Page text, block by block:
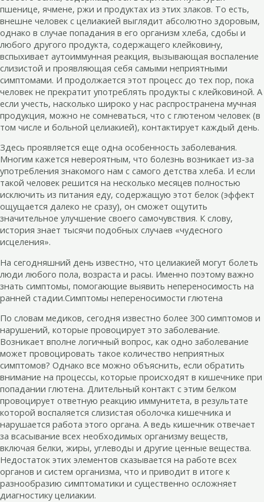
пшенице, ячмене, ржи и продуктах из этих злаков. То есть,
внешне человек с целиакией выглядит абсолютно здоровым,
однако в случае попадания в его организм хлеба, сдобы и
любого другого продукта, содержащего клейковину,
вспыхивает аутоиммунная реакция, вызывающая воспаление
слизистой и проявляющая себя самыми неприятными
симптомами. И продолжается этот процесс до тех пор, пока
человек не прекратит употреблять продукты с клейковиной. А
если учесть, насколько широко у нас распространена мучная
продукция, можно не сомневаться, что с глютеном человек (в
том числе и больной целиакией), контактирует каждый день.
Здесь проявляется еще одна особенность заболевания.
Многим кажется невероятным, что болезнь возникает из-за
употребления знакомого нам с самого детства хлеба. И если
такой человек решится на несколько месяцев полностью
исключить из питания еду, содержащую этот белок (эффект
ощущается далеко не сразу), он сможет ощутить
значительное улучшение своего самочувствия. К слову,
история знает тысячи подобных случаев «чудесного
исцеления».
На сегодняшний день известно, что целиакией могут болеть
люди любого пола, возраста и расы. Именно поэтому важно
знать симптомы, помогающие выявить непереносимость на
ранней стадии.Симптомы непереносимости глютена
По словам медиков, сегодня известно более 300 симптомов и
нарушений, которые провоцирует это заболевание.
Возникает вполне логичный вопрос, как одно заболевание
может провоцировать такое количество неприятных
симптомов? Однако все можно объяснить, если обратить
внимание на процессы, которые происходят в кишечнике при
попадании глютена. Длительный контакт с этим белком
провоцирует ответную реакцию иммунитета, в результате
которой воспаляется слизистая оболочка кишечника и
нарушается работа этого органа. А ведь кишечник отвечает
за всасывание всех необходимых организму веществ,
включая белки, жиры, углеводы и другие ценные вещества.
Недостаток этих элементов сказывается на работе всех
органов и систем организма, что и приводит в итоге к
разнообразию симптоматики и существенно осложняет
диагностику целиакии.